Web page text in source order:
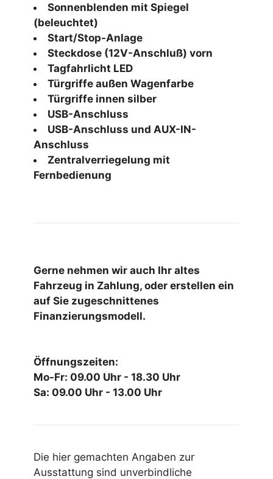
Sonnenblenden mit Spiegel
(beleuchtet)
Start/Stop-Anlage
Steckdose (12V-Anschluß) vorn
Tagfahrlicht LED
Türgriffe außen Wagenfarbe
Türgriffe innen silber
USB-Anschluss
USB-Anschluss und AUX-IN-
Anschluss
Zentralverriegelung mit
Fernbedienung
Gerne nehmen wir auch Ihr altes
Fahrzeug in Zahlung, oder erstellen ein
auf Sie zugeschnittenes
Finanzierungsmodell.
Öffnungszeiten:
Mo-Fr: 09.00 Uhr - 18.30 Uhr
Sa: 09.00 Uhr - 13.00 Uhr
Die hier gemachten Angaben zur
Ausstattung sind unverbindliche